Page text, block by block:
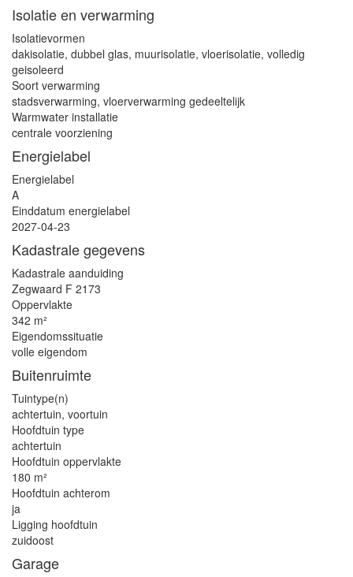
Isolatie en verwarming
Isolatievormen
dakisolatie, dubbel glas, muurisolatie, vloerisolatie, volledig
geisoleerd
Soort verwarming
stadsverwarming, vloerverwarming gedeeltelijk
Warmwater installatie
centrale voorziening
Energielabel
Energielabel
A
Einddatum energielabel
2027-04-23
Kadastrale gegevens
Kadastrale aanduiding
Zegwaard F 2173
Oppervlakte
342 m²
Eigendomssituatie
volle eigendom
Buitenruimte
Tuintype(n)
achtertuin, voortuin
Hoofdtuin type
achtertuin
Hoofdtuin oppervlakte
180 m²
Hoofdtuin achterom
ja
Ligging hoofdtuin
zuidoost
Garage